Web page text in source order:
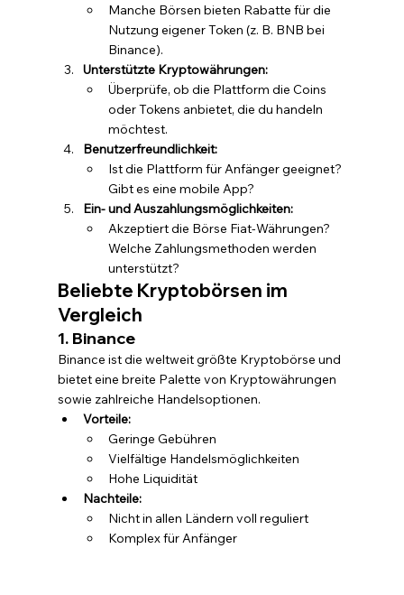
Manche Börsen bieten Rabatte für die
Nutzung eigener Token (z. B. BNB bei
Binance).
Unterstützte Kryptowährungen:
Überprüfe, ob die Plattform die Coins
oder Tokens anbietet, die du handeln
möchtest.
Benutzerfreundlichkeit:
Ist die Plattform für Anfänger geeignet?
Gibt es eine mobile App?
Ein- und Auszahlungsmöglichkeiten:
Akzeptiert die Börse Fiat-Währungen?
Welche Zahlungsmethoden werden
unterstützt?
Beliebte Kryptobörsen im
Vergleich
1. Binance
Binance ist die weltweit größte Kryptobörse und
bietet eine breite Palette von Kryptowährungen
sowie zahlreiche Handelsoptionen.
Vorteile:
Geringe Gebühren
Vielfältige Handelsmöglichkeiten
Hohe Liquidität
Nachteile:
Nicht in allen Ländern voll reguliert
Komplex für Anfänger